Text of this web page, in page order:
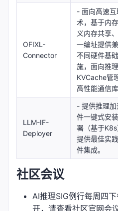
OFIXL-
Connector
- 面向高速互
术，基于内
义内存共享
一编址提供
不同硬件基
施，面向推理
KVCache管
高性能通信库
LLM-IF-
Deployer
- 提供推理加
件一键式安
署（基于K8s
提供最佳实
件集成。
社区会议
AI推理SIG例行每周四
开，请查看社区官网会